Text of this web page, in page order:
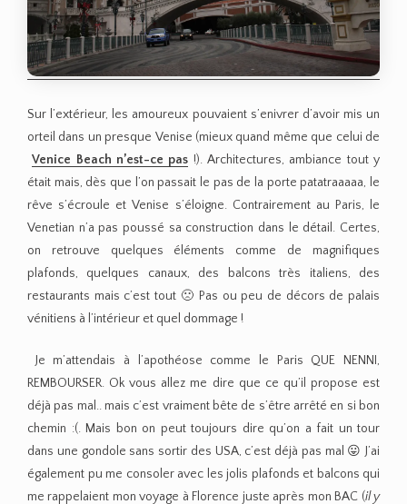
Sur l’extérieur, les amoureux pouvaient s’enivrer d’avoir mis un
orteil dans un presque Venise (mieux quand même que celui de
Venice Beach n’est-ce pas !). Architectures, ambiance tout y
était mais, dès que l’on passait le pas de la porte patatraaaaa, le
rêve s’écroule et Venise s’éloigne. Contrairement au Paris, le
Venetian n’a pas poussé sa construction dans le détail. Certes,
on retrouve quelques éléments comme de magnifiques
plafonds, quelques canaux, des balcons très italiens, des
restaurants mais c’est tout 🙁 Pas ou peu de décors de palais
vénitiens à l’intérieur et quel dommage !
Je m’attendais à l’apothéose comme le Paris QUE NENNI,
REMBOURSER. Ok vous allez me dire que ce qu’il propose est
déjà pas mal.. mais c’est vraiment bête de s’être arrêté en si bon
chemin :(. Mais bon on peut toujours dire qu’on a fait un tour
dans une gondole sans sortir des USA, c’est déjà pas mal 😛 J’ai
également pu me consoler avec les jolis plafonds et balcons qui
me rappelaient mon voyage à Florence juste après mon BAC (il y